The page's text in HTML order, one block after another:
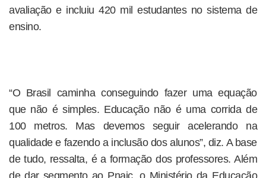
avaliação e incluiu 420 mil estudantes no sistema de
ensino.
“O Brasil caminha conseguindo fazer uma equação
que não é simples. Educação não é uma corrida de
100 metros. Mas devemos seguir acelerando na
qualidade e fazendo a inclusão dos alunos”, diz. A base
de tudo, ressalta, é a formação dos professores. Além
de dar segmento ao Pnaic, o Ministério da Educação